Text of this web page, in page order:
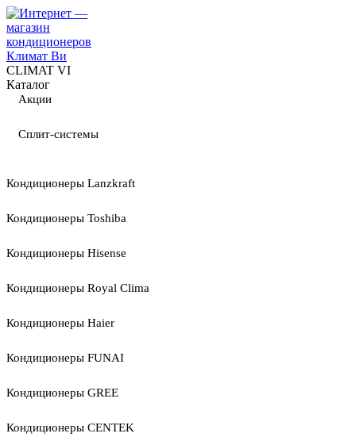
CLIMAT VI
Каталог
Акции
Сплит-системы
Кондиционеры Lanzkraft
Кондиционеры Toshiba
Кондиционеры Hisense
Кондиционеры Royal Clima
Кондиционеры Haier
Кондиционеры FUNAI
Кондиционеры GREE
Кондиционеры CENTEK